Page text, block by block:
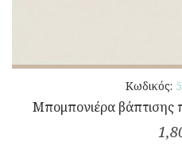
Κωδικός:
Μπομπονιέρα βάπτισης